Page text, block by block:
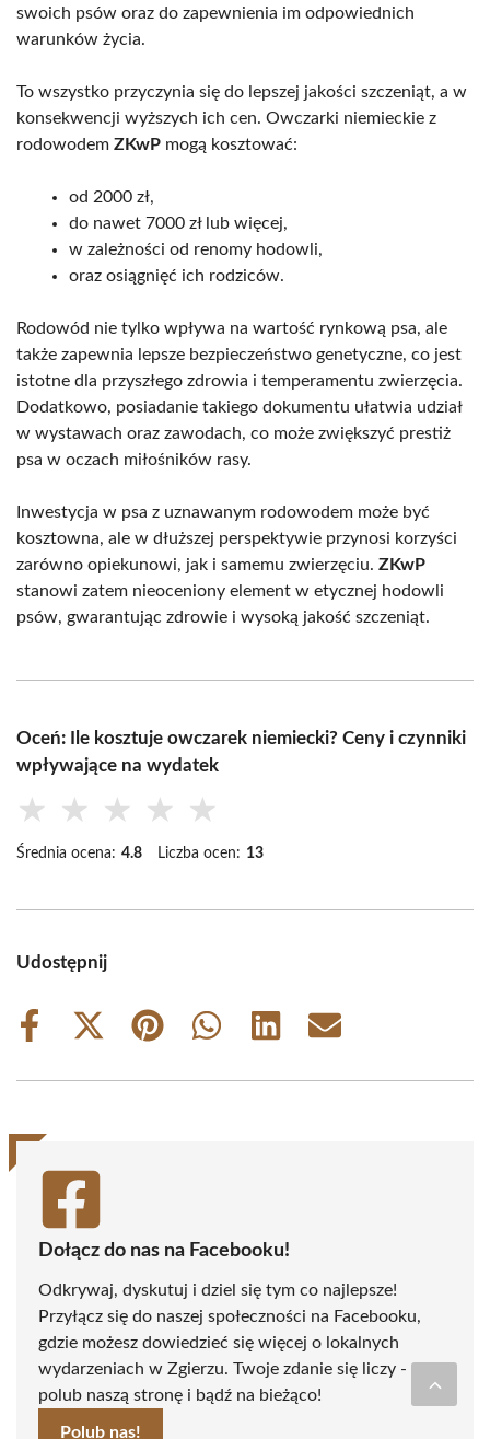
swoich psów oraz do zapewnienia im odpowiednich
warunków życia.
To wszystko przyczynia się do lepszej jakości szczeniąt, a w
konsekwencji wyższych ich cen. Owczarki niemieckie z
rodowodem ZKwP mogą kosztować:
od 2000 zł,
do nawet 7000 zł lub więcej,
w zależności od renomy hodowli,
oraz osiągnięć ich rodziców.
Rodowód nie tylko wpływa na wartość rynkową psa, ale
także zapewnia lepsze bezpieczeństwo genetyczne, co jest
istotne dla przyszłego zdrowia i temperamentu zwierzęcia.
Dodatkowo, posiadanie takiego dokumentu ułatwia udział
w wystawach oraz zawodach, co może zwiększyć prestiż
psa w oczach miłośników rasy.
Inwestycja w psa z uznawanym rodowodem może być
kosztowna, ale w dłuższej perspektywie przynosi korzyści
zarówno opiekunowi, jak i samemu zwierzęciu. ZKwP
stanowi zatem nieoceniony element w etycznej hodowli
psów, gwarantując zdrowie i wysoką jakość szczeniąt.
Oceń: Ile kosztuje owczarek niemiecki? Ceny i czynniki
wpływające na wydatek
★ ★ ★ ★ ★
Średnia ocena: 4.8 Liczba ocen: 13
Udostępnij
Share
Share
(Twitter)
Share
Share
Share
Share
Dołącz do nas na Facebooku!
Odkrywaj, dyskutuj i dziel się tym co najlepsze!
Przyłącz się do naszej społeczności na Facebooku,
gdzie możesz dowiedzieć się więcej o lokalnych
wydarzeniach w Zgierzu. Twoje zdanie się liczy -
polub naszą stronę i bądź na bieżąco!
Polub nas!